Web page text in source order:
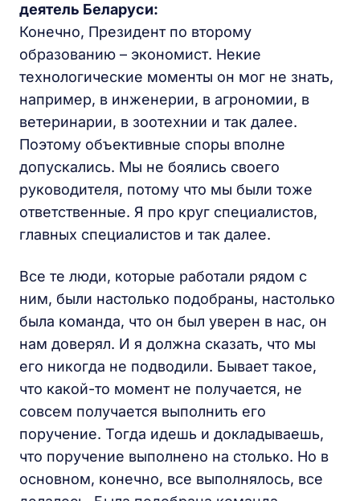
деятель Беларуси:
Конечно, Президент по второму
образованию – экономист. Некие
технологические моменты он мог не знать,
например, в инженерии, в агрономии, в
ветеринарии, в зоотехнии и так далее.
Поэтому объективные споры вполне
допускались. Мы не боялись своего
руководителя, потому что мы были тоже
ответственные. Я про круг специалистов,
главных специалистов и так далее.
Все те люди, которые работали рядом с
ним, были настолько подобраны, настолько
была команда, что он был уверен в нас, он
нам доверял. И я должна сказать, что мы
его никогда не подводили. Бывает такое,
что какой-то момент не получается, не
совсем получается выполнить его
поручение. Тогда идешь и докладываешь,
что поручение выполнено на столько. Но в
основном, конечно, все выполнялось, все